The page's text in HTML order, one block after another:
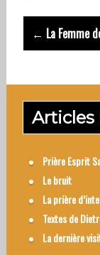
← La Femme
Articles
Prière Esprit
Le bruit
La prière
Textes de
La dernière